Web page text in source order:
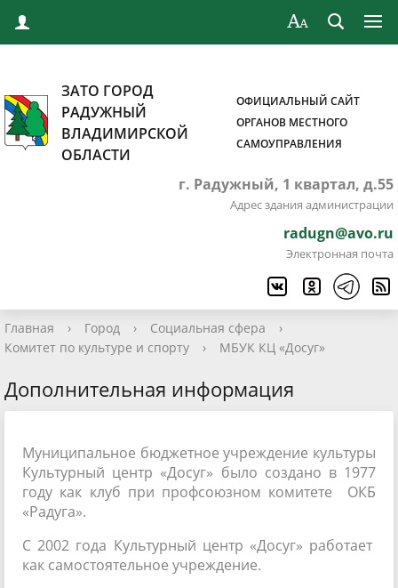
ЗАТО ГОРОД
РАДУЖНЫЙ
ВЛАДИМИРСКОЙ
ОБЛАСТИ
ОФИЦИАЛЬНЫЙ САЙТ
ОРГАНОВ МЕСТНОГО
САМОУПРАВЛЕНИЯ
г. Радужный, 1 квартал, д.55
Адрес здания администрации
radugn@avo.ru
Электронная почта
Главная › Город › Социальная сфера
›
Комитет по культуре и спорту
› МБУК КЦ «Досуг»
Дополнительная информация
Муниципальное бюджетное учреждение культуры
Культурный центр «Досуг» было создано в 1977
году как клуб при профсоюзном комитете ОКБ
«Радуга».
С 2002 года Культурный центр «Досуг» работает
как самостоятельное учреждение.